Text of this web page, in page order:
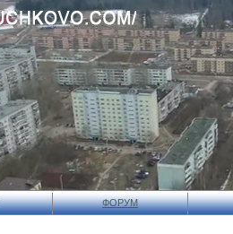
ФОРУМ